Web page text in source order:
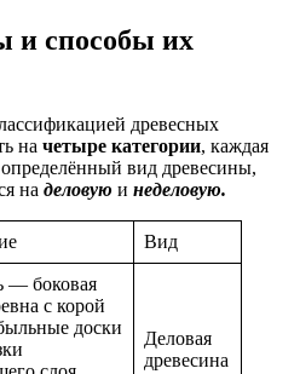
и способы их
древесных
на четыре категории, каждая
вид древесины,
на деловую и неделовую.
Вид
— боковая
с корой
доски
Деловая
древесина